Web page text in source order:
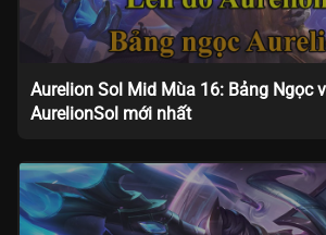
Aurelion Sol Mid Mùa 16: Bảng Ngọc
AurelionSol mới nhất